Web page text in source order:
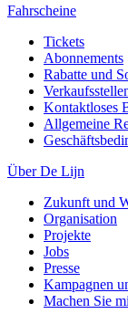
Fahrscheine
Tickets
Abonnements
Rabatte und
Kontaktloses
Allgemeine
Über De Lijn
Zukunft und
Organisation
Projekte
Jobs
Presse
Kampagnen
Machen Sie